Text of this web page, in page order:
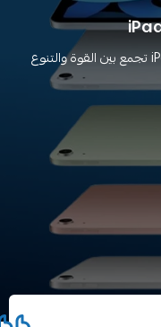
من الأداء الخارق إلى التصميم الأنيق، أجهزة iPad تجمع بين القوة والتنوع